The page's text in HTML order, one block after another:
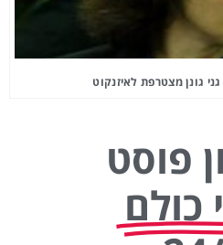
גונן מצטרפת לאיזנקוט
פוסט
כולם